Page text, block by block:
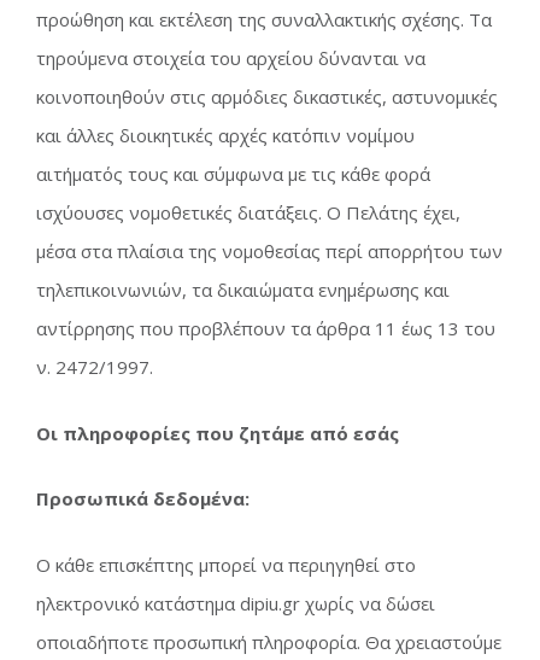
προώθηση και εκτέλεση της συναλλακτικής σχέσης. Τα
τηρούμενα στοιχεία του αρχείου δύνανται να
κοινοποιηθούν στις αρμόδιες δικαστικές, αστυνομικές
και άλλες διοικητικές αρχές κατόπιν νομίμου
αιτήματός τους και σύμφωνα με τις κάθε φορά
ισχύουσες νομοθετικές διατάξεις. Ο Πελάτης έχει,
μέσα στα πλαίσια της νομοθεσίας περί απορρήτου των
τηλεπικοινωνιών, τα δικαιώματα ενημέρωσης και
αντίρρησης που προβλέπουν τα άρθρα 11 έως 13 του
ν. 2472/1997.
Οι πληροφορίες που ζητάμε από εσάς
Προσωπικά δεδομένα:
Ο κάθε επισκέπτης μπορεί να περιηγηθεί στο
ηλεκτρονικό κατάστημα dipiu.gr χωρίς να δώσει
οποιαδήποτε προσωπική πληροφορία. Θα χρειαστούμε